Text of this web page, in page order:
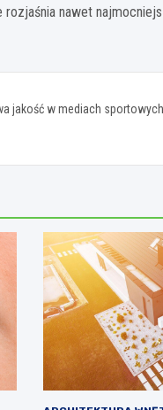
rozjaśnia nawet
jakość w mediach sportowych